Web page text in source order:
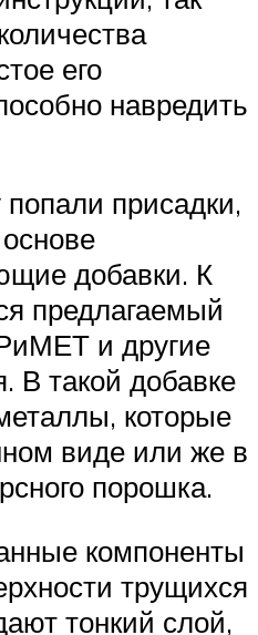
его
навредить
присадки,
добавки. К
предлагаемый
и другие
В такой добавке
которые
виде или же в
порошка.
компоненты
трущихся
тонкий слой,